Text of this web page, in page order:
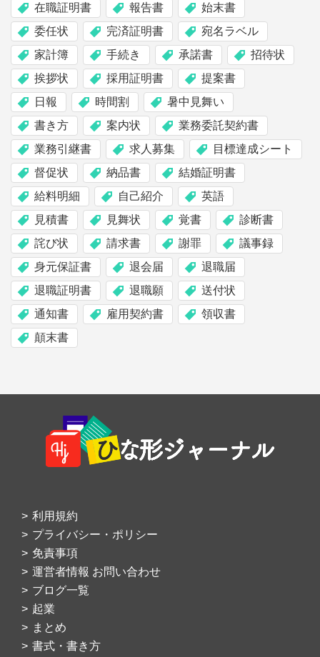
在職証明書
報告書
始末書
委任状
完済証明書
宛名ラベル
家計簿
手続き 承諾書
招待状
挨拶状
採用証明書
提案書
日報
時間割
暑中見舞い
書き方
案内状
業務委託契約書
業務引継書
求人募集
目標達成シート
督促状
納品書
結婚証明書
給料明細
自己紹介
英語
見積書
見舞状 覚書
診断書
詫び状
請求書 謝罪
議事録
身元保証書
退会届
退職届
退職証明書
退職願
送付状
通知書
雇用契約書
領収書
顛末書
Footer
利用規約
プライバシー・ポリシー
免責事項
運営者情報 お問い合わせ
ブログ一覧
起業
まとめ
書式・書き方